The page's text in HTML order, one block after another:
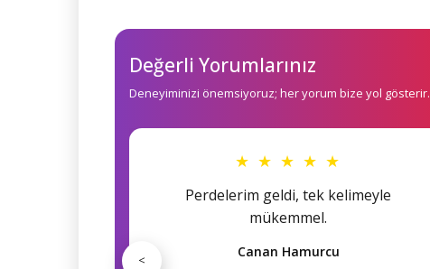
Değerli Yorumlarınız
Deneyiminizi önemsiyoruz; her yorum bize yol gösterir.
★ ★ ★ ★ ★
Perdelerim geldi, tek kelimeyle
mükemmel.
Canan Hamurcu
<